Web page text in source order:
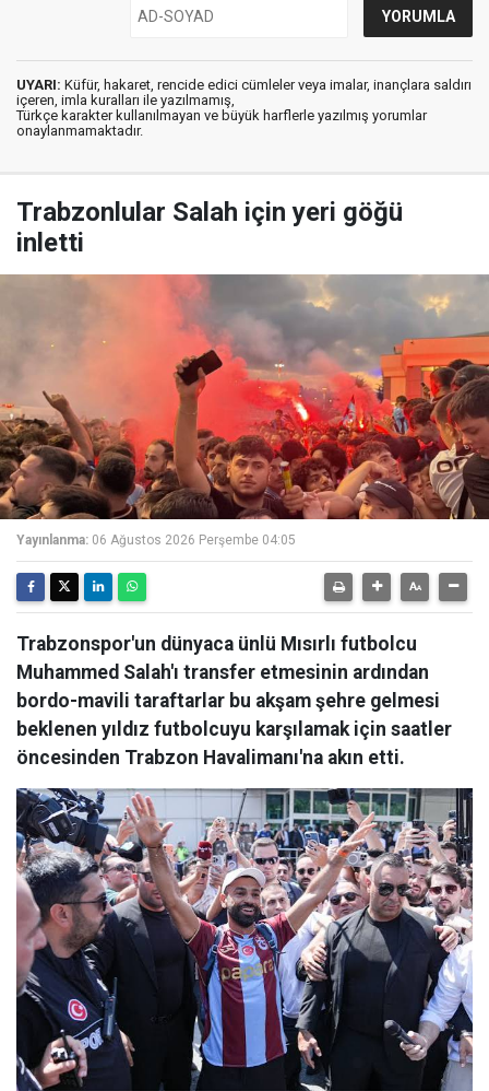
UYARI: Küfür, hakaret, rencide edici cümleler veya imalar, inançlara saldırı
içeren, imla kuralları ile yazılmamış,
Türkçe karakter kullanılmayan ve büyük harflerle yazılmış yorumlar
onaylanmamaktadır.
Trabzonlular Salah için yeri göğü
inletti
Yayınlanma: 06 Ağustos 2026 Perşembe 04:05
Trabzonspor'un dünyaca ünlü Mısırlı futbolcu
Muhammed Salah'ı transfer etmesinin ardından
bordo-mavili taraftarlar bu akşam şehre gelmesi
beklenen yıldız futbolcuyu karşılamak için saatler
öncesinden Trabzon Havalimanı'na akın etti.